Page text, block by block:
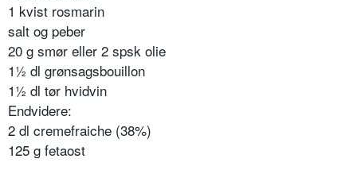
1 kvist rosmarin
salt og peber
20 g smør eller 2 spsk olie
1½ dl grønsagsbouillon
1½ dl tør hvidvin
Endvidere:
2 dl cremefraiche (38%)
125 g fetaost